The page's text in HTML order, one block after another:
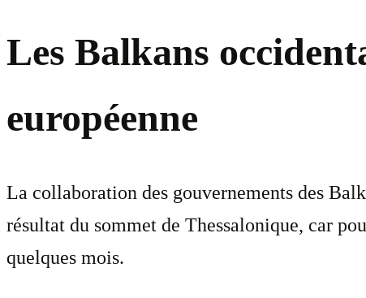
Les Balkans
européenne
La collaboration des gouvernements des
résultat du sommet de Thessalonique, car
quelques mois.